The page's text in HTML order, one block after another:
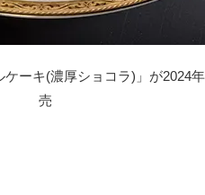
ーキ(濃厚ショコラ)」が2024
売